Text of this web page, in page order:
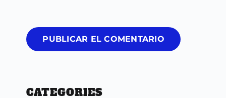
PUBLICAR EL COMENTARIO
CATEGORIES